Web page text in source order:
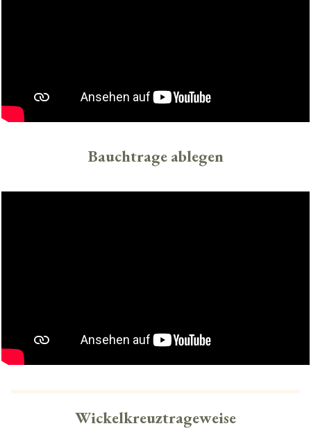
Bauchtrage ablegen
Wickelkreuztrageweise